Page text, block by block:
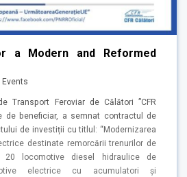
a Modern and Reformed
Events
Transport Feroviar de Călători ”CFR
de beneficiar, a semnat contractul de
de investiții cu titlul: “Modernizarea
destinate remorcării trenurilor de
20 locomotive diesel hidraulice de
electrice cu acumulatori și